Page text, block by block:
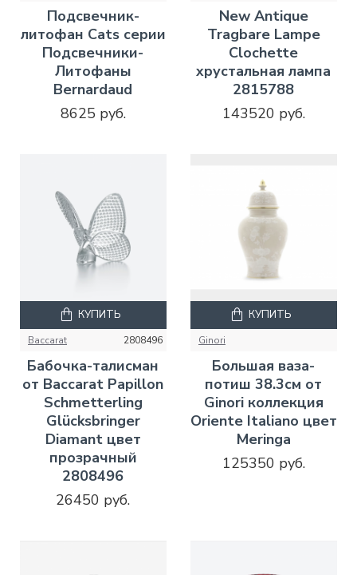
Подсвечник-
литофан Cats серии
Подсвечники-
Литофаны
Bernardaud
8625 руб.
New Antique
Tragbare Lampe
Clochette
хрустальная лампа
2815788
143520 руб.
Baccarat 2808496
Бабочка-талисман
от Baccarat Papillon
Schmetterling
Glücksbringer
Diamant цвет
прозрачный
2808496
26450 руб.
КУПИТЬ
Ginori
Большая ваза-
потиш 38.3см от
Ginori коллекция
Oriente Italiano цвет
Meringa
125350 руб.
КУПИТЬ